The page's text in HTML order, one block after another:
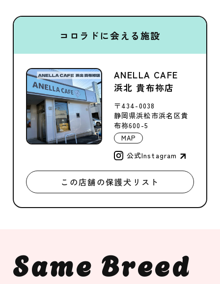
コロラドに会える施設
ANELLA CAFE
浜北 貴布祢店
〒434-0038
静岡県浜松市浜名区貴
布祢600-5
MAP
公式Instagram
この店舗の保護犬リスト
Same Breed